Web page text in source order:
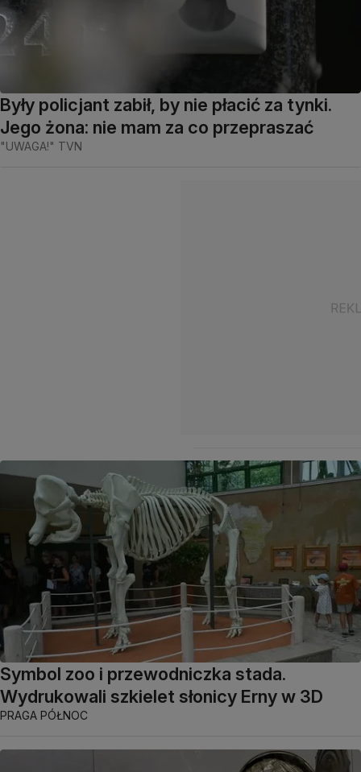
Były policjant zabił, by nie płacić za tynki.
Jego żona: nie mam za co przepraszać
"UWAGA!" TVN
Symbol zoo i przewodniczka stada.
Wydrukowali szkielet słonicy Erny w 3D
PRAGA PÓŁNOC